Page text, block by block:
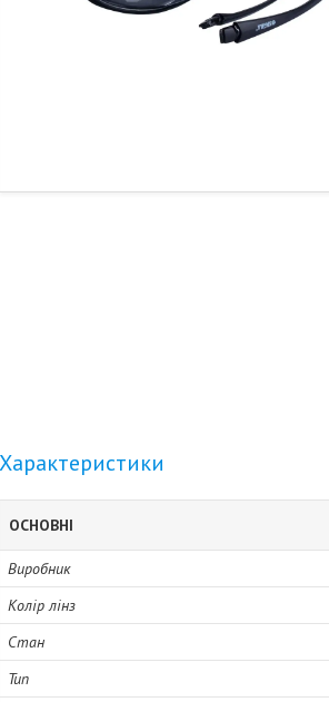
Характеристики
ОСНОВНІ
Виробник
Колір лінз
Стан
Тип